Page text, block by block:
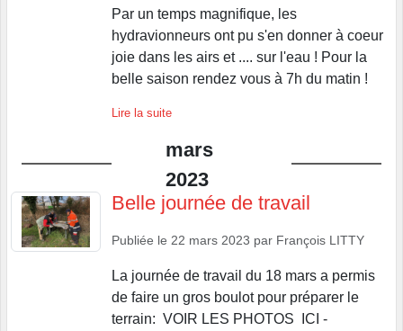
Par un temps magnifique, les
hydravionneurs ont pu s'en donner à coeur
joie dans les airs et .... sur l'eau ! Pour la
belle saison rendez vous à 7h du matin !
Lire la suite
mars
2023
Belle journée de travail
Publiée le 22 mars 2023 par François LITTY
La journée de travail du 18 mars a permis
de faire un gros boulot pour préparer le
terrain: VOIR LES PHOTOS ICI -